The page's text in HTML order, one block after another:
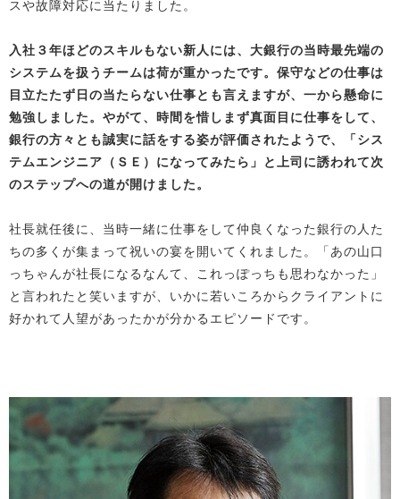
スや故障対応に当たりました。
入社３年ほどのスキルもない新人には、大銀行の当時最先端の
システムを扱うチームは荷が重かったです。保守などの仕事は
目立たたず日の当たらない仕事とも言えますが、一から懸命に
勉強しました。やがて、時間を惜しまず真面目に仕事をして、
銀行の方々とも誠実に話をする姿が評価されたようで、「シス
テムエンジニア（ＳＥ）になってみたら」と上司に誘われて次
のステップへの道が開けました。
社長就任後に、当時一緒に仕事をして仲良くなった銀行の人た
ちの多くが集まって祝いの宴を開いてくれました。「あの山口
っちゃんが社長になるなんて、これっぽっちも思わなかった」
と言われたと笑いますが、いかに若いころからクライアントに
好かれて人望があったかが分かるエピソードです。